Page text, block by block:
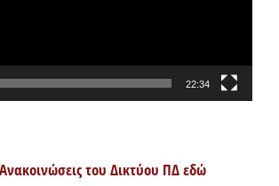
22:34
Ανακοινώσεις του Δικτύου ΠΔ εδώ